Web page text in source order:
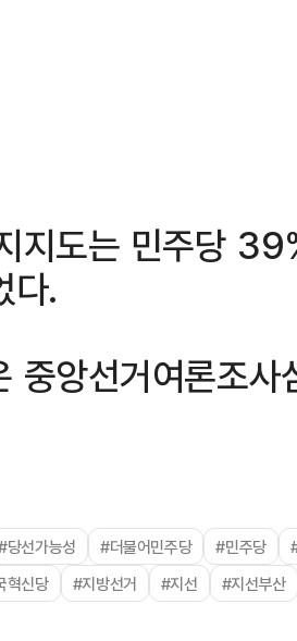
지도는 민주당
다.
중앙선거여론조
당선가능성 #더불어민주당 #민주당
혁신당 #지방선거 #지선 #지선부산